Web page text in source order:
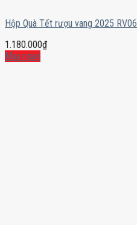
Hộp Quà Tết rượu vang 2025 RV06
1.180.000₫
Mua ngay